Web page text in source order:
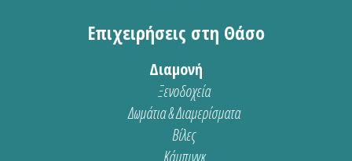
Επιχειρήσεις στη Θάσο
Διαμονή
Ξενοδοχεία
Δωμάτια & Διαμερίσματα
Βίλες